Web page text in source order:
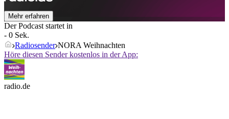
Mehr erfahren
Der Podcast startet in
- 0 Sek.
Radiosender NORA Weihnachten
Höre diesen Sender kostenlos in der App:
radio.de